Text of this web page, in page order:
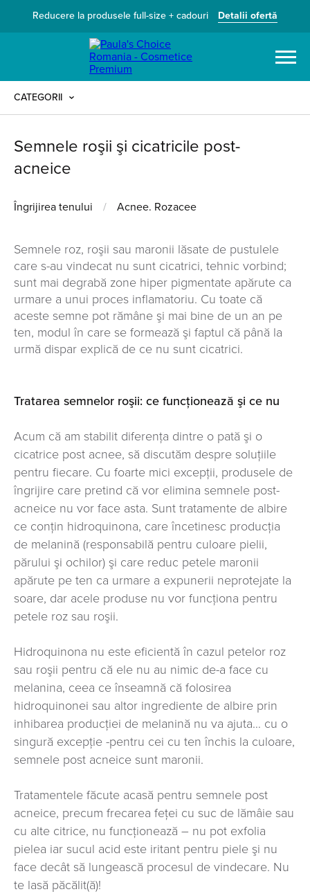
Reducere la produsele full-size + cadouri Detalii ofertă
CATEGORII
Semnele roşii şi cicatricile post-
acneice
Îngrijirea tenului / Acnee. Rozacee
Semnele roz, roşii sau maronii lăsate de pustulele
care s-au vindecat nu sunt cicatrici, tehnic vorbind;
sunt mai degrabă zone hiper pigmentate apărute ca
urmare a unui proces inflamatoriu. Cu toate că
aceste semne pot rămâne şi mai bine de un an pe
ten, modul în care se formează şi faptul că până la
urmă dispar explică de ce nu sunt cicatrici.
Tratarea semnelor roşii: ce funcţionează şi ce nu
Acum că am stabilit diferenţa dintre o pată şi o
cicatrice post acnee, să discutăm despre soluţiile
pentru fiecare. Cu foarte mici excepţii, produsele de
îngrijire care pretind că vor elimina semnele post-
acneice nu vor face asta. Sunt tratamente de albire
ce conţin hidroquinona, care încetinesc producţia
de melanină (responsabilă pentru culoare pielii,
părului şi ochilor) şi care reduc petele maronii
apărute pe ten ca urmare a expunerii neprotejate la
soare, dar acele produse nu vor funcţiona pentru
petele roz sau roşii.
Hidroquinona nu este eficientă în cazul petelor roz
sau roşii pentru că ele nu au nimic de-a face cu
melanina, ceea ce înseamnă că folosirea
hidroquinonei sau altor ingrediente de albire prin
inhibarea producţiei de melanină nu va ajuta… cu o
singură excepţie -pentru cei cu ten închis la culoare,
semnele post acneice sunt maronii.
Tratamentele făcute acasă pentru semnele post
acneice, precum frecarea feţei cu suc de lămâie sau
cu alte citrice, nu funcţionează – nu pot exfolia
pielea iar sucul acid este iritant pentru piele şi nu
face decât să lungească procesul de vindecare. Nu
te lasă păcălit(ă)!